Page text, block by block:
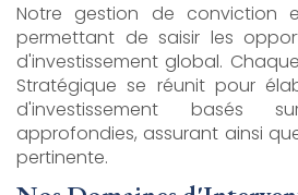
Notre gestion de conviction
permettant de saisir les
d'investissement global.
Stratégique se réunit pour
d'investissement basés
approfondies, assurant ainsi
pertinente.